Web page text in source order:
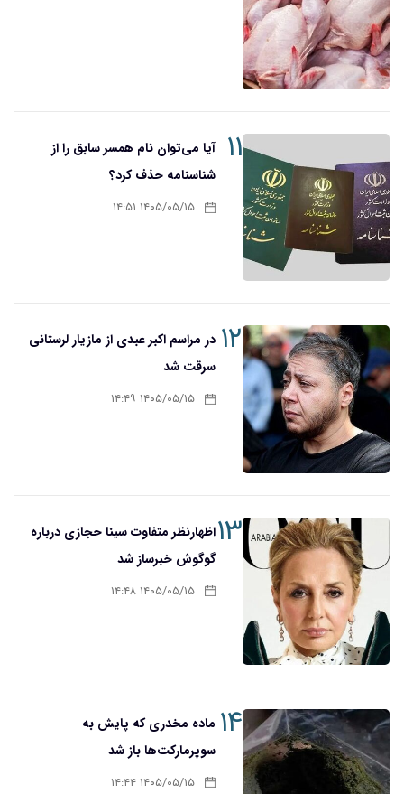
۱۱
آیا می‌توان نام همسر سابق را از
شناسنامه حذف کرد؟
۱۴۰۵/۰۵/۱۵ ۱۴:۵۱
۱۲ در مراسم اکبر عبدی از مازیار لرستانی
سرقت شد
۱۴۰۵/۰۵/۱۵ ۱۴:۴۹
۱۳اظهارنظر متفاوت سینا حجازی درباره
گوگوش خبرساز شد
۱۴۰۵/۰۵/۱۵ ۱۴:۴۸
۱۴ ماده مخدری که پایش به
سوپرمارکت‌ها باز شد
۱۴۰۵/۰۵/۱۵ ۱۴:۴۴